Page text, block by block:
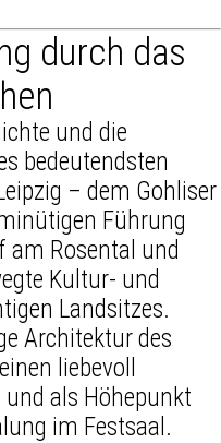
durch das
und die
bedeutendsten
– dem Gohliser
Führung
am Rosental und
Kultur- und
Landsitzes.
Architektur des
liebevoll
als Höhepunkt
im Festsaal.